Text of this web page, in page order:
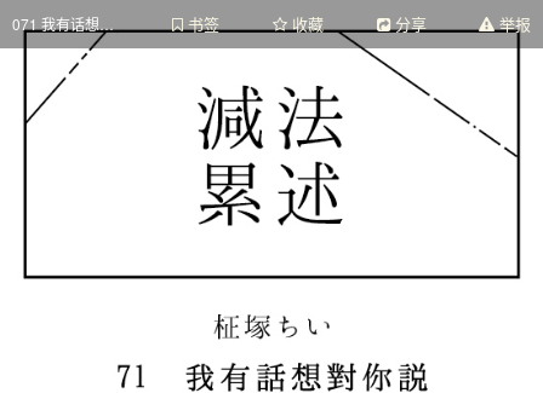
书签 收藏 分享 举报